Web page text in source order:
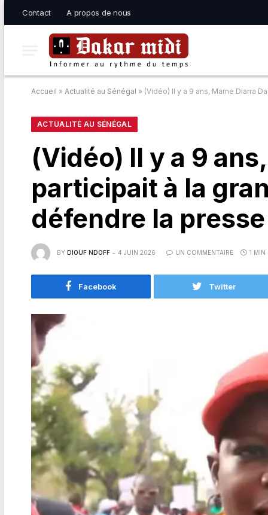
Contact A propos de nous
Accueil » Actualité au Sénégal » (Vidéo) Il y a 9 ans, Mame Diarra
ACTUALITÉ AU SÉNÉGAL
(Vidéo) Il y a 9
participait à la
défendre la presse
BY DIOUF NDOFF 4 JUIN 2026 UN COMMENTAIRE 1 MIN
Facebook Twitter